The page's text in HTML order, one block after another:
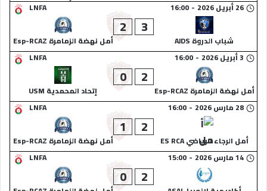
LNFA
26 أبريل 2026 -
16:00
شباب الدروة AJDS
3
2
أمل نهضة الزمامرة Esp-RCAZ
LNFA
3 أبريل 2026 -
16:00
أمل نهضة الزمامرة Esp-RCAZ
2
0
إتحاد المحمدية USM
LNFA
28 مارس 2026 -
16:00
أمل الرجاء الرياضي ES RCA
2
1
أمل نهضة الزمامرة Esp-RCAZ
LNFA
14 مارس 2026 -
15:00
2
0